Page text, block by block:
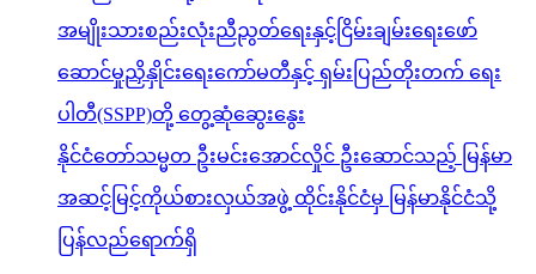
အမျိုးသားစည်းလုံးညီညွတ်ရေးနှင့်ငြိမ်းချမ်းရေးဖော်
ဆောင်မှုညှိနှိုင်းရေးကော်မတီနှင့် ရှမ်းပြည်တိုးတက် ရေး
ပါတီ(SSPP)တို့ တွေ့ဆုံဆွေးနွေး
နိုင်ငံတော်သမ္မတ ဦးမင်းအောင်လှိုင် ဦးဆောင်သည့် မြန်မာ
အဆင့်မြင့်ကိုယ်စားလှယ်အဖွဲ့ ထိုင်းနိုင်ငံမှ မြန်မာနိုင်ငံသို့
ပြန်လည်ရောက်ရှိ